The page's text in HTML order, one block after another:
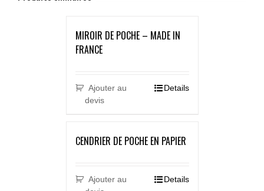
MIROIR DE POCHE – MADE IN
FRANCE
Ajouter au
devis
Details
CENDRIER DE POCHE EN PAPIER
Ajouter au
Details